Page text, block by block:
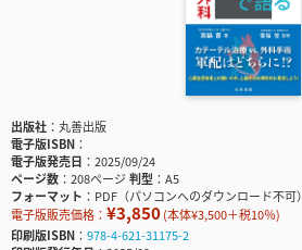
出版社
丸善出版
電子版ISBN
電子版発売日
2025/09/24
ページ数
208ページ判型
A5
フォーマット
PDF（パソコンへのダウンロード不可）
電子版販売価格： ¥3,850(本体¥3,500＋税10％)
印刷版ISBN
978-4-621-31175-2